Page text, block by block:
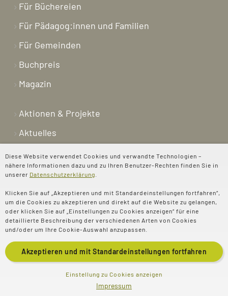
Diese Website verwendet Cookies und verwandte Technologien –
nähere Informationen dazu und zu Ihren Benutzer-Rechten finden Sie in
unserer Datenschutzerklärung
Klicken Sie auf „Akzeptieren und mit Standardeinstellungen fortfahren“,
um die Cookies zu akzeptieren und direkt auf die Website zu gelangen,
oder klicken Sie auf „Einstellungen zu Cookies anzeigen“ für eine
detaillierte Beschreibung der verschiedenen Arten von Cookies
und/oder um Ihre Cookie-Auswahl anzupassen.
Akzeptieren und mit Standardeinstellungen fortfahren
Einstellung zu Cookies anzeigen
Impressum
Für Büchereien
Für Pädagog:innen und Familien
Für Gemeinden
Buchpreis
Magazin
Aktionen & Projekte
Aktuelles
Newsletter
Shop
Kontakt
Über uns
Spenden
© 2025 Evangelisches
Impressum